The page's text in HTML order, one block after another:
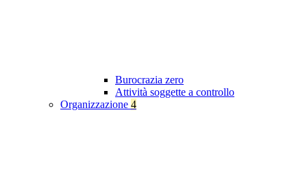
Burocrazia zero
Attività soggette a controllo
Organizzazione 4